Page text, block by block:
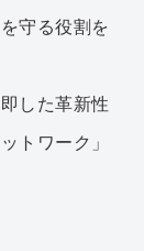
守る役割を
した革新性
トワーク」